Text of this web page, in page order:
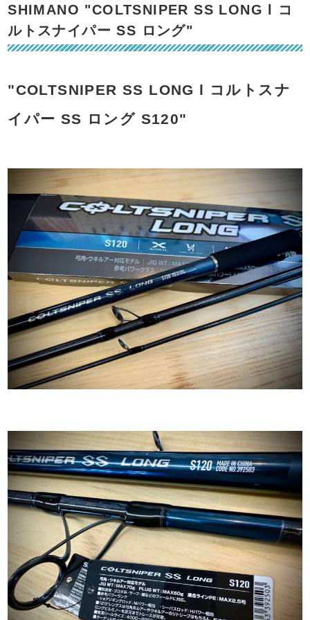
SHIMANO "COLTSNIPER SS LONG l コ
ルトスナイパー SS ロング"
"COLTSNIPER SS LONG l コルトスナ
イパー SS ロング S120"